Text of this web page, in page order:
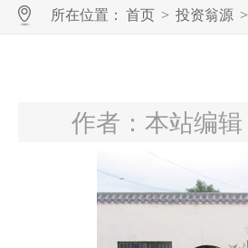
所在位置： 首页 > 投资翁源 >
作者：本站编辑